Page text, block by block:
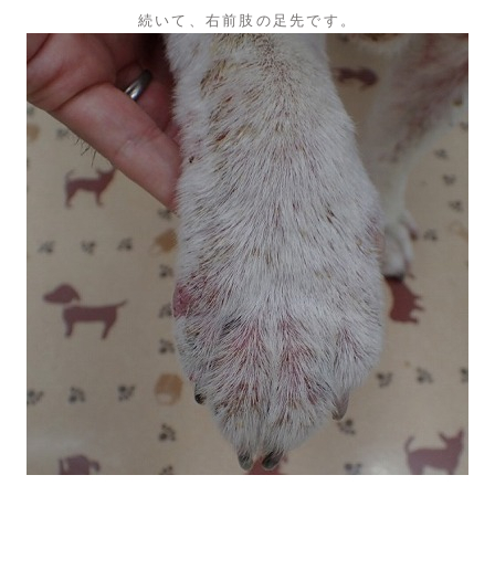
続いて、右前肢の足先です。